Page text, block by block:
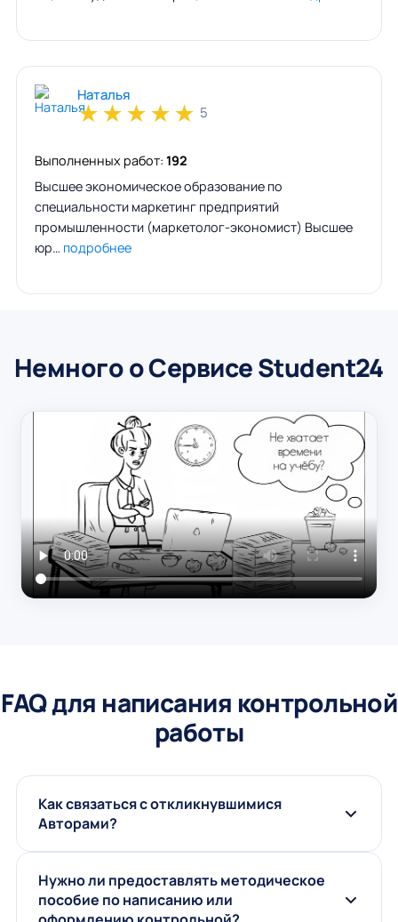
Наталья
★★★★★ 5
Выполненных работ: 192
Высшее экономическое образование по
специальности маркетинг предприятий
промышленности (маркетолог-экономист) Высшее
юр… подробнее
Немного о Сервисе Student24
FAQ для написания контрольной
работы
Как связаться с откликнувшимися
Авторами?
Нужно ли предоставлять методическое
пособие по написанию или